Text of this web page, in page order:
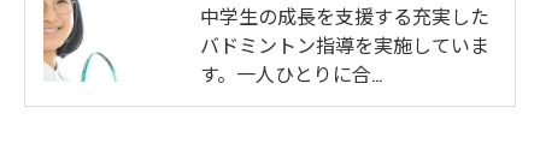
中学生の成長を支援する充実した
バドミントン指導を実施していま
す。一人ひとりに合…